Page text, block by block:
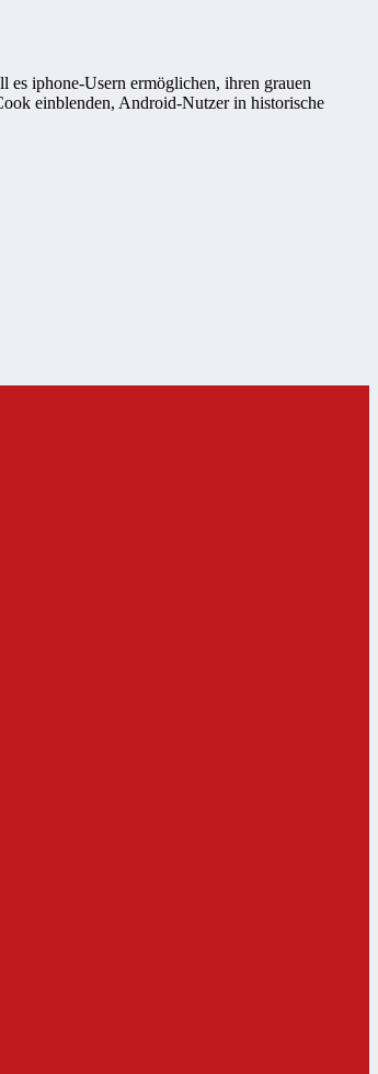
es iphone-Usern ermöglichen, ihren grauen
einblenden, Android-Nutzer in historische